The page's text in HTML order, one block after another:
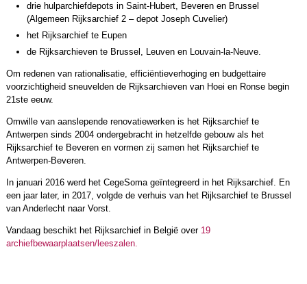
drie hulparchiefdepots in Saint-Hubert, Beveren en Brussel
(Algemeen Rijksarchief 2 – depot Joseph Cuvelier)
het Rijksarchief te Eupen
de Rijksarchieven te Brussel, Leuven en Louvain-la-Neuve.
Om redenen van rationalisatie, efficiëntieverhoging en budgettaire
voorzichtigheid sneuvelden de Rijksarchieven van Hoei en Ronse begin
21ste eeuw.
Omwille van aanslepende renovatiewerken is het Rijksarchief te
Antwerpen sinds 2004 ondergebracht in hetzelfde gebouw als het
Rijksarchief te Beveren en vormen zij samen het Rijksarchief te
Antwerpen-Beveren.
In januari 2016 werd het CegeSoma geïntegreerd in het Rijksarchief. En
een jaar later, in 2017, volgde de verhuis van het Rijksarchief te Brussel
van Anderlecht naar Vorst.
Vandaag beschikt het Rijksarchief in België over 19
archiefbewaarplaatsen/leeszalen.